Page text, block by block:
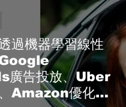
過機器學習線性
廣告投放、Uber
Amazon優化庫